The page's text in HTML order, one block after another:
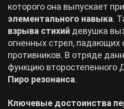
которого она выпускает
элементального навыка.
взрыва стихий девушка
огненных стрел, падающих
противников. В отряде
функцию второстепенного
Пиро резонанса.
Ключевые достоинства